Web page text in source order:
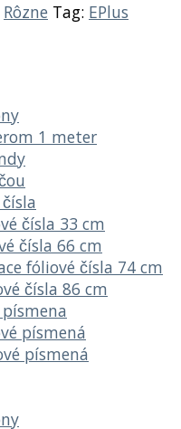
Rôzne Tag: EPlus
1 meter
čísla 33 cm
čísla 66 cm
fóliové čísla 74 cm
čísla 86 cm
písmená
písmená